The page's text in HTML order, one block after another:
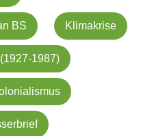
BS Klimakrise
1987)